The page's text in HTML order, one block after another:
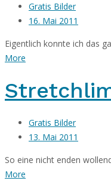
Gratis Bilder
16. Mai 2011
Eigentlich konnte ich das
More
Gratis Bilder
13. Mai 2011
So eine nicht enden
More